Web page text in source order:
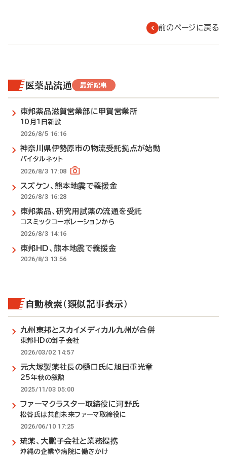
前のページに戻る
医薬品流通 最新記事
東邦薬品滋賀営業部に甲賀営業所
10月1日新設
2026/8/5 16:16
神奈川県伊勢原市の物流受託拠点が始動
バイタルネット
2026/8/3 17:08
スズケン、熊本地震で義援金
2026/8/3 16:28
東邦薬品、研究用試薬の流通を受託
コスミックコーポレーションから
2026/8/3 14:16
東邦HD、熊本地震で義援金
2026/8/3 13:56
自動検索（類似記事表示）
九州東邦とスカイメディカル九州が合併
東邦HDの卸子会社
2026/03/02 14:57
元大塚製薬社長の樋口氏に旭日重光章
25年秋の叙勲
2025/11/03 05:00
ファーマクラスター取締役に河野氏
松谷氏は共創未来ファーマ取締役に
2026/06/10 17:25
琉薬、大鵬子会社と業務提携
沖縄の企業や病院に働きかけ